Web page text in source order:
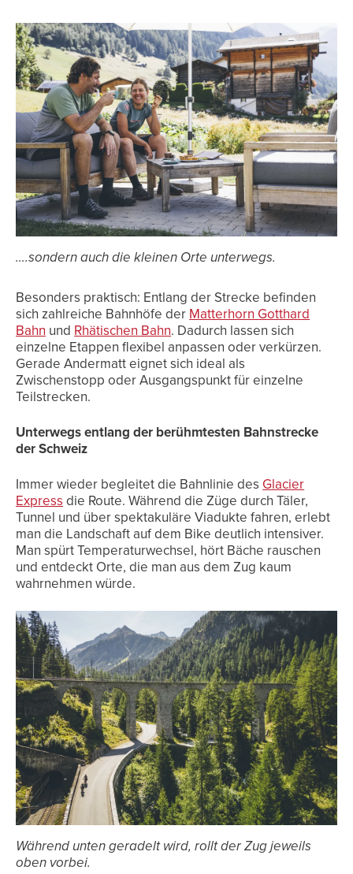
….sondern auch die kleinen Orte unterwegs.
Besonders praktisch: Entlang der Strecke befinden
sich zahlreiche Bahnhöfe derMatterhorn Gotthard
Bahn undRhätischen Bahn. Dadurch lassen sich
einzelne Etappen flexibel anpassen oder verkürzen.
Gerade Andermatt eignet sich ideal als
Zwischenstopp oder Ausgangspunkt für einzelne
Teilstrecken.
Unterwegs entlang der berühmtesten Bahnstrecke
der Schweiz
Immer wieder begleitet die Bahnlinie desGlacier
Expressdie Route. Während die Züge durch Täler,
Tunnel und über spektakuläre Viadukte fahren, erlebt
man die Landschaft auf dem Bike deutlich intensiver.
Man spürt Temperaturwechsel, hört Bäche rauschen
und entdeckt Orte, die man aus dem Zug kaum
wahrnehmen würde.
Während unten geradelt wird, rollt der Zug jeweils
oben vorbei.